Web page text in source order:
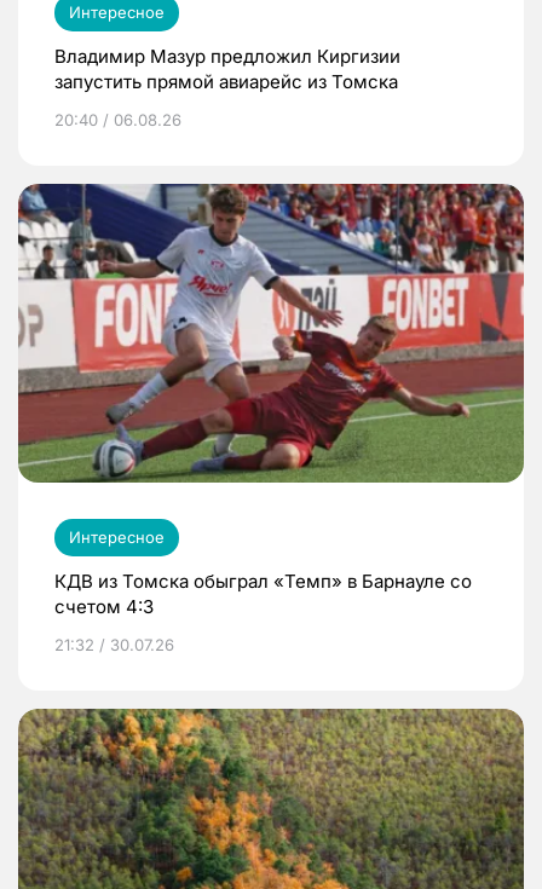
Интересное
Владимир Мазур предложил Киргизии
запустить прямой авиарейс из Томска
20:40 / 06.08.26
Интересное
КДВ из Томска обыграл «Темп» в Барнауле со
счетом 4:3
21:32 / 30.07.26